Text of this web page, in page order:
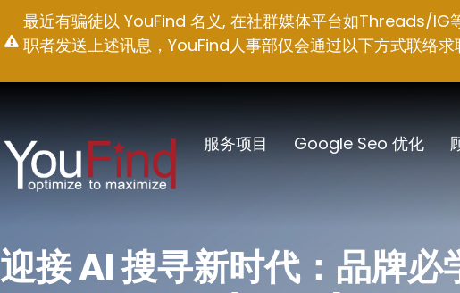
至
容
最近有骗徒以 YouFind 名义, 在社群媒体平台如Threads/IG
职者发送上述讯息，YouFind人事部仅会通过以下方式联络
服务项目 Google Seo 优化
迎接 AI 搜寻新时代：品牌必